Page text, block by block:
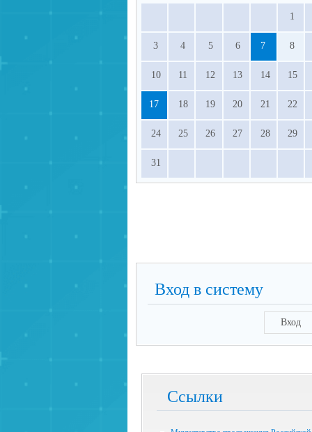
1
3 4 5 6 7 8
10 11 12 13 14 15
17 18 19 20 21 22
24 25 26 27 28 29
31
Вход в систему
Вход
Ссылки